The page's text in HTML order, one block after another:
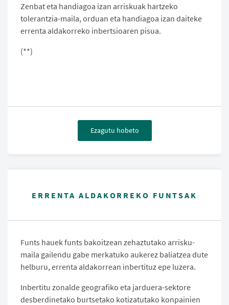
Zenbat eta handiagoa izan arriskuak hartzeko
tolerantzia-maila, orduan eta handiagoa izan daiteke
errenta aldakorreko inbertsioaren pisua.
(**)
Ezagutu hobeto
ERRENTA ALDAKORREKO FUNTSAK
Funts hauek funts bakoitzean zehaztutako arrisku-
maila gailendu gabe merkatuko aukerez baliatzea dute
helburu, errenta aldakorrean inbertituz epe luzera.
Inbertitu zonalde geografiko eta jarduera-sektore
desberdinetako burtsetako kotizatutako konpainien